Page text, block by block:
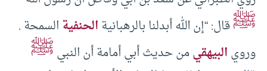
ﷺقال: “إن الله أبدلنا بالرهبانيةالحنفيةالسمحة .
ورويالبيهقيمن حديث أبي أمامة أن النبيﷺ